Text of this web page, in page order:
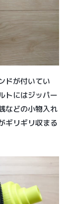
ドが付いてい
トにはジッパー
などの小物入れ
ギリギリ収まる